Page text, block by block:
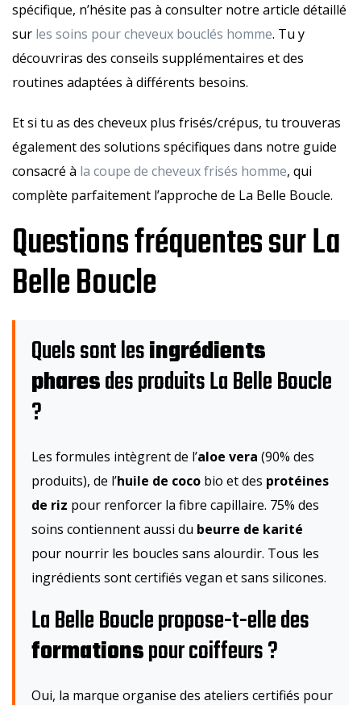
spécifique, n’hésite pas à consulter notre article détaillé
sur les soins pour cheveux bouclés homme. Tu y
découvriras des conseils supplémentaires et des
routines adaptées à différents besoins.
Et si tu as des cheveux plus frisés/crépus, tu trouveras
également des solutions spécifiques dans notre guide
consacré à la coupe de cheveux frisés homme, qui
complète parfaitement l’approche de La Belle Boucle.
Questions fréquentes sur La
Belle Boucle
Quels sont lesingrédients
pharesdes produits La Belle Boucle
?
Les formules intègrent de l’aloe vera (90% des
produits), de l’huile de coco bio et des protéines
de riz pour renforcer la fibre capillaire. 75% des
soins contiennent aussi du beurre de karité
pour nourrir les boucles sans alourdir. Tous les
ingrédients sont certifiés vegan et sans silicones.
La Belle Boucle propose-t-elle des
formationspour coiffeurs ?
Oui, la marque organise des ateliers certifiés pour